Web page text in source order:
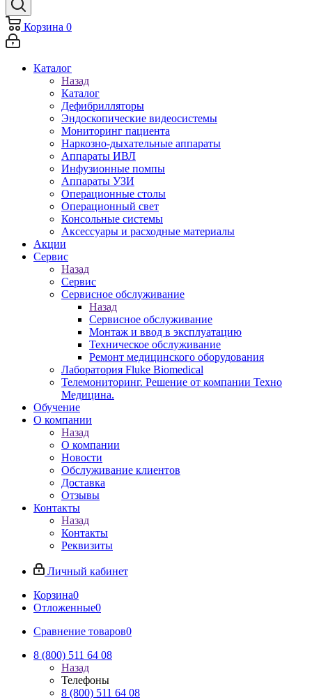
Корзина 0
Каталог
Назад
Каталог
Дефибрилляторы
Эндоскопические видеосистемы
Мониторинг пациента
Наркозно-дыхательные аппараты
Аппараты ИВЛ
Инфузионные помпы
Аппараты УЗИ
Операционные столы
Операционный свет
Консольные системы
Аксессуары и расходные материалы
Акции
Сервис
Назад
Сервис
Сервисное обслуживание
Назад
Сервисное обслуживание
Монтаж и ввод в эксплуатацию
Техническое обслуживание
Ремонт медицинского оборудования
Лаборатория Fluke Biomedical
Телемониторинг. Решение от компании Техно
Медицина.
Обучение
О компании
Назад
О компании
Новости
Обслуживание клиентов
Доставка
Отзывы
Контакты
Назад
Контакты
Реквизиты
Личный кабинет
Корзина0
Отложенные0
Сравнение товаров0
8 (800) 511 64 08
Назад
Телефоны
8 (800) 511 64 08